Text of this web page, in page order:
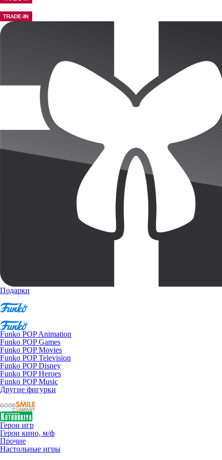
Подарки
Funko POP Animation
Funko POP Games
Funko POP Movies
Funko POP Television
Funko POP Disney
Funko POP Heroes
Funko POP Music
Другие фигурки
Герои игр
Герои кино, м/ф
Прочие
Настольные игры